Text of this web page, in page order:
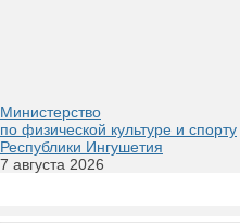
Министерство
по физической культуре и спорту
Республики Ингушетия
7 августа 2026